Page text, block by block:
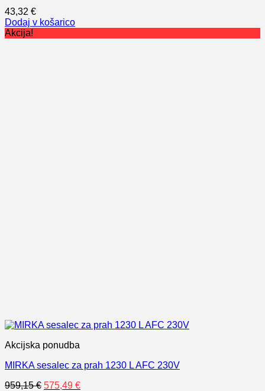
43,32 €
Dodaj v košarico
Akcija!
Akcijska ponudba
MIRKA sesalec za prah 1230 L AFC 230V
959,15€ Izvirna
575,49 €Trenutna